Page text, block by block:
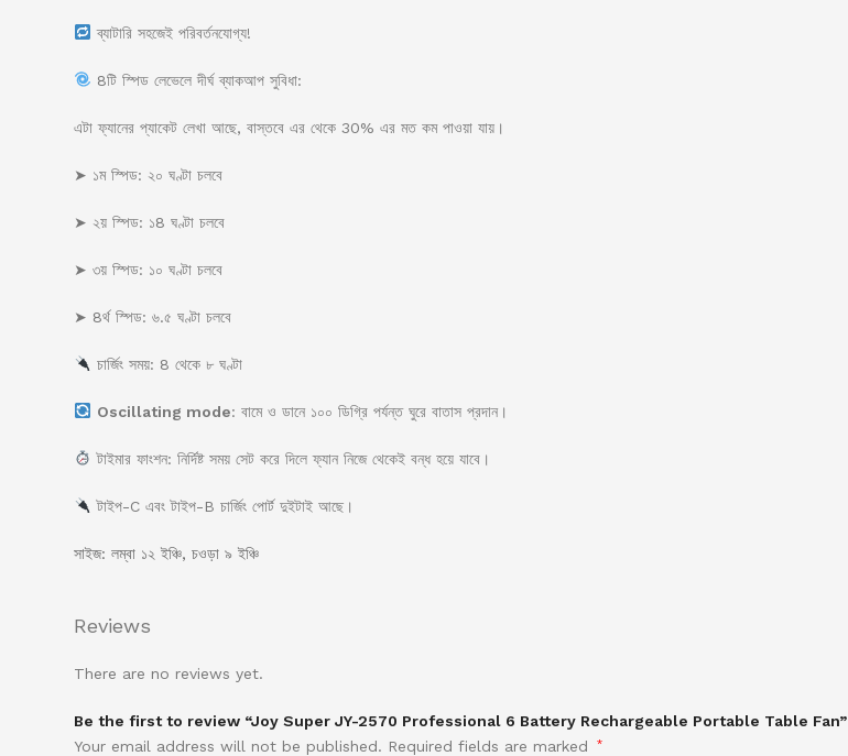
ব্যাটারি সহজেই পরিবর্তনযোগ্য!
8টি স্পিড লেভেলে দীর্ঘ ব্যাকআপ সুবিধা:
এটা ফ্যানের প্যাকেট লেখা আছে, বাস্তবে এর থেকে 30% এর মত কম পাওয়া যায়।
➤ ১ম স্পিড: ২০ ঘণ্টা চলবে
➤ ২য় স্পিড: ১8 ঘণ্টা চলবে
➤ ৩য় স্পিড: ১০ ঘণ্টা চলবে
➤ 8র্থ স্পিড: ৬.৫ ঘণ্টা চলবে
চার্জিং সময়: 8 থেকে ৮ ঘণ্টা
Oscillating mode: বামে ও ডানে ১০০ ডিগ্রি পর্যন্ত ঘুরে বাতাস প্রদান।
টাইমার ফাংশন: নির্দিষ্ট সময় সেট করে দিলে ফ্যান নিজে থেকেই বন্ধ হয়ে যাবে।
টাইপ-C এবং টাইপ-B চার্জিং পোর্ট দুইটাই আছে।
সাইজ: লম্বা ১২ ইঞ্চি, চওড়া ৯ ইঞ্চি
Reviews
There are no reviews yet.
Be the first to review “Joy Super JY-2570 Professional 6 Battery Rechargeable Portable Table Fan”
Your email address will not be published. Required fields are marked *